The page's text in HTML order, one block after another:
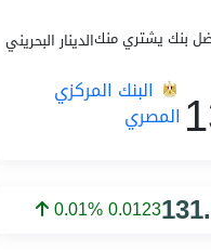
بنك يشتري منكالدينار البحريني
البنك المركزي
المصري
0.01% 0.0123